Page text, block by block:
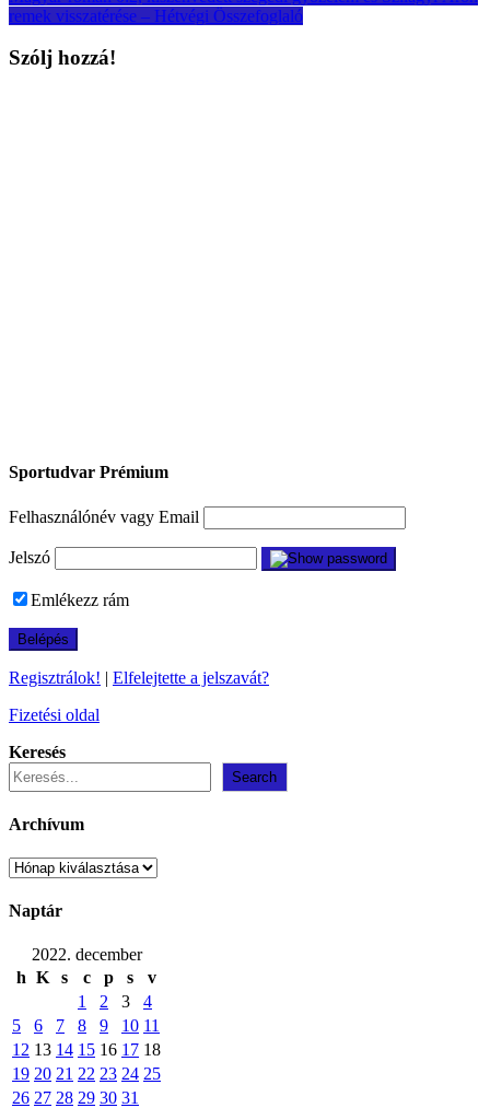
remek visszatérése – Hétvégi Összefoglaló
Szólj hozzá!
Sportudvar Prémium
Felhasználónév vagy Email
Jelszó
Emlékezz rám
Regisztrálok! | Elfelejtette a jelszavát?
Fizetési oldal
Keresés
Search
Archívum
Archívum
Naptár
2022. december
h K s c p s
v
1
2 3
4
5
6 7 8 9 10 11
12 13 14 15 16 17 18
19 20 21 22 23 24 25
26 27 28 29 30 31